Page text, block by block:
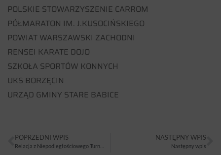
POLSKIE STOWARZYSZENIE CARROM
PÓŁMARATON IM. J.KUSOCIŃSKIEGO
POWIAT WARSZAWSKI ZACHODNI
RENSEI KARATE DOJO
SZKOŁA SPORTÓW KONNYCH
UKS BORZĘCIN
URZĄD GMINY STARE BABICE
POPRZEDNI WPIS NASTĘPNY WPIS
Następny wpis